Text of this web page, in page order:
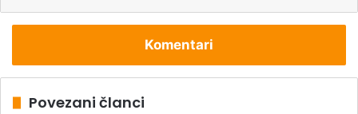
Komentari
Povezani članci